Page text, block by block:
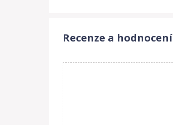
Recenze a hodnocení